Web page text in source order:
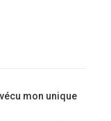
mon unique